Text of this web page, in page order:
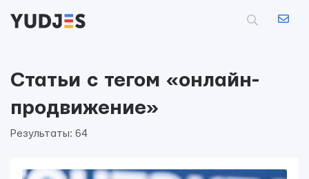
Статьи с тегом «онлайн-
продвижение»
Результаты: 64